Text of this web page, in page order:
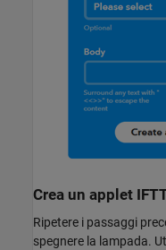
Crea un applet
Ripetere i passaggi
spegnere la lampada.